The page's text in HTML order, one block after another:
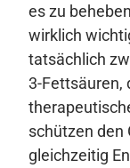
es zu
wirklich
tatsächlich
3-Fettsäuren,
schützen den
gleichzeitig